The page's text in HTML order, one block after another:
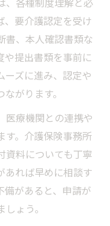
、要介護認定を受け
書、本人確認書類な
や提出書類を事前に
ーズに進み、認定や
がります。
医療機関との連携や
す。介護保険事務所
資料についても丁寧
あれば早めに相談す
備があると、申請が
ょう。